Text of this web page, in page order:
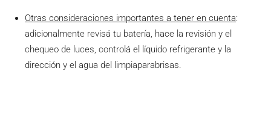
Otras consideraciones importantes a tener en cuenta:
adicionalmente revisá tu batería, hace la revisión y el
chequeo de luces, controlá el líquido refrigerante y la
dirección y el agua del limpiaparabrisas.